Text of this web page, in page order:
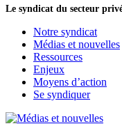
Le syndicat du secteur
Notre syndicat
Médias et nouvelles
Ressources
Enjeux
Moyens d’action
Se syndiquer